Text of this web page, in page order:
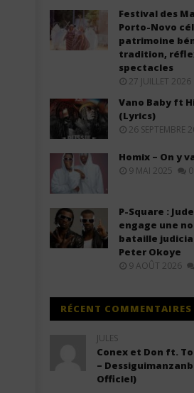
Grupo Frontera ft Ozuna - No lo
ves (Letra/Lyrics)
Stone
Festival des
Porto-Novo
patrimoine
tradition,
spectacles
27 JUILLET 2026
Vano Baby ft
(Lyrics)
26 SEPTEMBRE
Homix – On y
9 MAI 2025 0
P-Square :
engage une
bataille
Peter Okoye
9 AOÛT 2026
RÉCENT COMMENTAIRES
JULES
Conex et Don ft.
–
Officiel)